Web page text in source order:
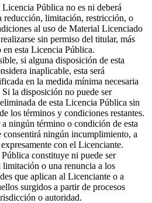
Licencia Pública no es ni deberá
reducción, limitación, restricción, o
al uso de Material Licenciado
sin permiso del titular, más
esta Licencia Pública.
si alguna disposición de esta
inaplicable, esta será
en la medida mínima necesaria
la disposición no puede ser
de esta Licencia Pública sin
los términos y condiciones restantes.
ningún término o condición de esta
ningún incumplimiento, a
con el Licenciante.
constituye ni puede ser
o una renuncia a los
que aplican al Licenciante o a
surgidos a partir de procesos
o autoridad.